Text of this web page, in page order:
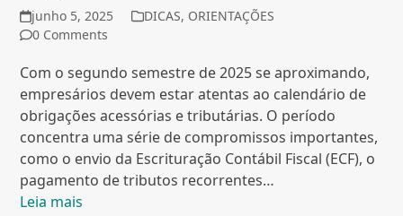
junho 5, 2025 DICAS, ORIENTAÇÕES
0 Comments
Com o segundo semestre de 2025 se aproximando,
empresários devem estar atentas ao calendário de
obrigações acessórias e tributárias. O período
concentra uma série de compromissos importantes,
como o envio da Escrituração Contábil Fiscal (ECF), o
pagamento de tributos recorrentes…
Leia mais